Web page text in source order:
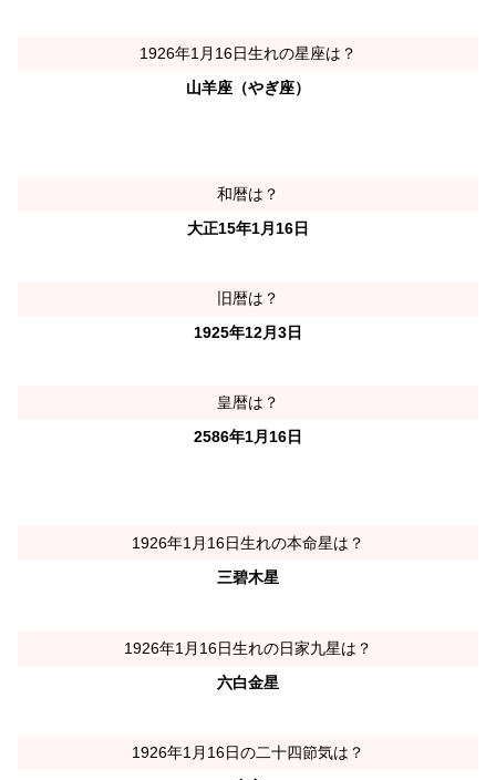
1926年1月16日生れの星座は？
山羊座（やぎ座）
和暦は？
大正15年1月16日
旧暦は？
1925年12月3日
皇暦は？
2586年1月16日
1926年1月16日生れの本命星は？
三碧木星
1926年1月16日生れの日家九星は？
六白金星
1926年1月16日の二十四節気は？